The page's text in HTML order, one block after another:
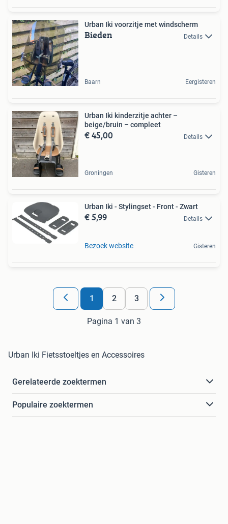
Urban Iki voorzitje met windscherm
Bieden Details
Baarn Eergisteren
Urban Iki kinderzitje achter –
beige/bruin – compleet
€ 45,00 Details
Groningen Gisteren
Urban Iki - Stylingset - Front - Zwart
€ 5,99 Details
Bezoek website Gisteren
1 2 3
Pagina 1 van 3
Urban Iki Fietsstoeltjes en Accessoires
Gerelateerde zoektermen
Populaire zoektermen